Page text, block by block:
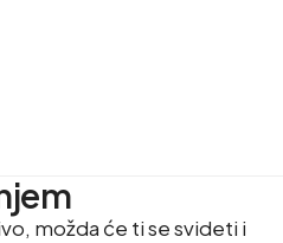
možda će ti se svideti i